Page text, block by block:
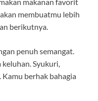
makanan favorit
membuatmu lebih
berikutnya.
penuh semangat.
Syukuri,
berhak bahagia